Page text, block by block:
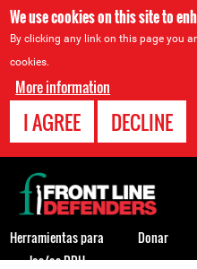
We use cookies on this site to
By clicking any link on this page you
cookies.
More information
I AGREE DECLINE
Back
to
top
Herramientas para
los/as DDH
Donar